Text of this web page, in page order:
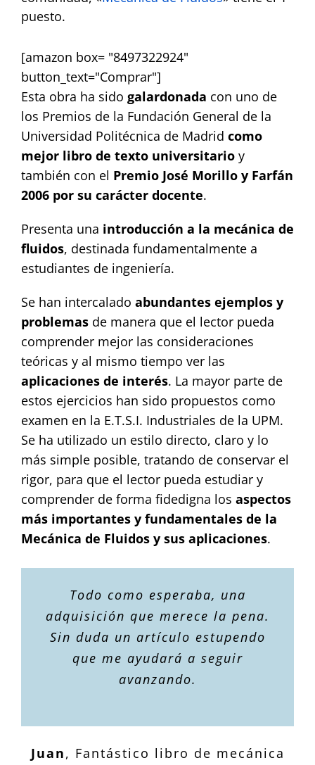
puesto.
[amazon box= "8497322924"
button_text="Comprar"]
Esta obra ha sido galardonada con uno de
los Premios de la Fundación General de la
Universidad Politécnica de Madrid como
mejor libro de texto universitario y
también con el Premio José Morillo y Farfán
2006 por su carácter docente.
Presenta una introducción a la mecánica de
fluidos, destinada fundamentalmente a
estudiantes de ingeniería.
Se han intercalado abundantes ejemplos y
problemas de manera que el lector pueda
comprender mejor las consideraciones
teóricas y al mismo tiempo ver las
aplicaciones de interés. La mayor parte de
estos ejercicios han sido propuestos como
examen en la E.T.S.I. Industriales de la UPM.
Se ha utilizado un estilo directo, claro y lo
más simple posible, tratando de conservar el
rigor, para que el lector pueda estudiar y
comprender de forma fidedigna los aspectos
más importantes y fundamentales de la
Mecánica de Fluidos y sus aplicaciones.
Todo como esperaba, una
adquisición que merece la pena.
Sin duda un artículo estupendo
que me ayudará a seguir
avanzando.
Juan, Fantástico libro de mecánica